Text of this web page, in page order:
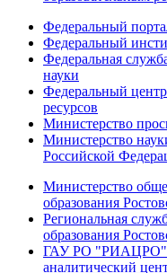
Федеральный
Федеральный
Федеральная
науки
Федеральный
ресурсов
Министерство
Министерство
Российской
Министерство
образования
Региональная
образования
ГАУ РО "РИАЦРО"
аналитический